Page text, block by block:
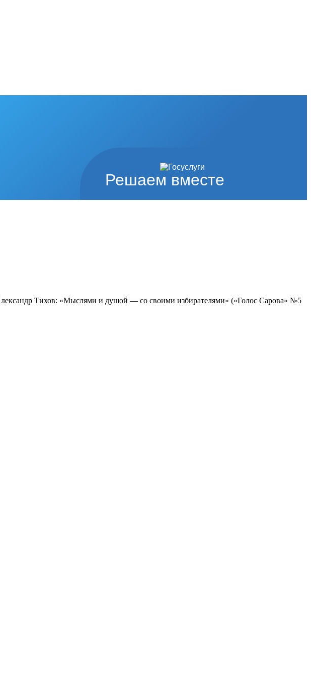
Решаем вместе
Тихов: «Мыслями и душой — со своими избирателями» («Голос Сарова» №5